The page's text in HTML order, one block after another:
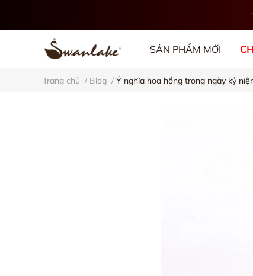
SẢN PHẨM MỚI
VỀ CHÚNG TÔI
Trang chủ / Blog / Ý nghĩa hoa hồng trong ngày kỷ